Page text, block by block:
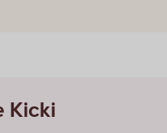
Kicki